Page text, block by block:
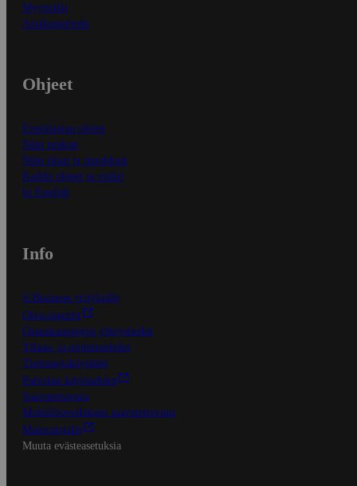
Myymälät
Asiakaspalvelu
Ohjeet
Ensitilaajan ohjeet
Näin maksat
Näin tilaat ja muokkaat
Kaikki ohjeet ja vinkit
In English
Info
S-Business yrityksille
Oiva-raportit
Osuuskauppojen yhteystiedot
Tilaus- ja toimitusehdot
Tietosuojakäytäntö
Palvelun käyttöehdot
Saavutettavuus
Mobiilisovelluksen saavutettavuus
Mainostajalle
Muuta evästeasetuksia